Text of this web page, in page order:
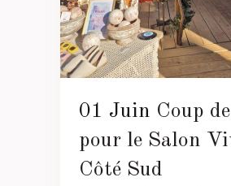
01 Juin Coup
pour le Salon
Côté Sud